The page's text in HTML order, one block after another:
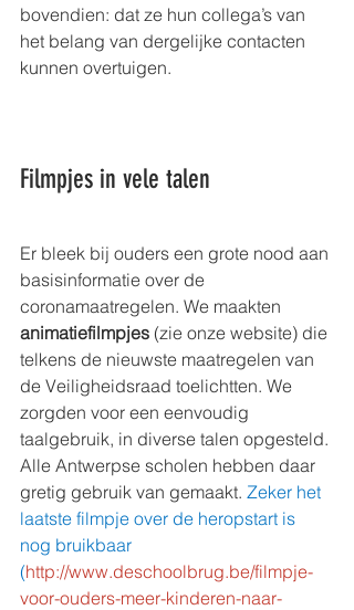
bovendien: dat ze hun collega’s van
het belang van dergelijke contacten
kunnen overtuigen.
Filmpjes in vele talen
Er bleek bij ouders een grote nood aan
basisinformatie over de
coronamaatregelen. We maakten
animatiefilmpjes (zie onze website) die
telkens de nieuwste maatregelen van
de Veiligheidsraad toelichtten. We
zorgden voor een eenvoudig
taalgebruik, in diverse talen opgesteld.
Alle Antwerpse scholen hebben daar
gretig gebruik van gemaakt. Zeker het
laatste filmpje over de heropstart is
nog bruikbaar
(http://www.deschoolbrug.be/filmpje-
voor-ouders-meer-kinderen-naar-